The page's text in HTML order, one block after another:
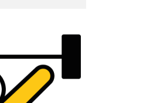
wuppen – bei
Aufgaben